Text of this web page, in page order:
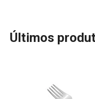
Mais Vendidos
Últimos